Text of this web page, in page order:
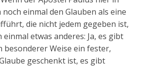
einmal den Glauben als eine
die nicht jedem gegeben ist,
etwas anderes: Ja, es gibt
besonderer Weise ein fester,
geschenkt ist, es gibt